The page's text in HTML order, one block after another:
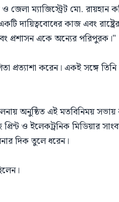
ম্যাজিস্ট্রেট মো. রায়হান
দায়িত্ববোধের কাজ এবং
প্রশাসন একে অন্যের পরিপুরক।"
করেন। একই সঙ্গে তিনি
অনুষ্ঠিত এই মতবিনিময় সভায়
ও ইলেকট্রনিক মিডিয়ার
দিক তুলে ধরেন।